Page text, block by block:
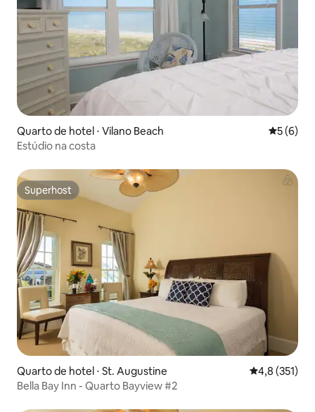
Quarto de hotel ⋅ Vilano Beach 5 de
5 (6)
Estúdio na costa
Superhost
Superhost
Quarto de hotel ⋅ St. Augustine 4,8 de uma
4,8 (351)
Bella Bay Inn - Quarto Bayview #2